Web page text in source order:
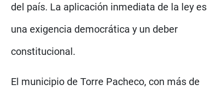
del país. La aplicación inmediata de la ley es
una exigencia democrática y un deber
constitucional.
El municipio de Torre Pacheco, con más de